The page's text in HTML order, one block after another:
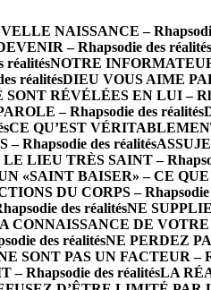
NAISSANCE –
– Rhapsodie des réalités
réalitésNOTRE
réalitésDIEU VOUS AIME
RÉVÉLÉES EN LUI –
– Rhapsodie des réalités
CE QU’EST
Rhapsodie des réalités
LIEU TRÈS SAINT –
«SAINT BAISER» – CE
DU CORPS – Rhapsodie
des réalitésNE
CONNAISSANCE DE
des réalitésNE PERDEZ
SONT PAS UN FACTEUR –
Rhapsodie des réalitésLA